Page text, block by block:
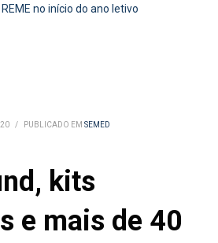
no início do ano letivo
/ PUBLICADO EM SEMED
kits
e mais de 40